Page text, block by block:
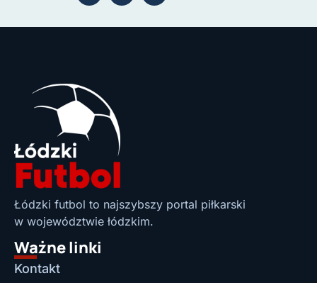
Łódzki futbol to najszybszy portal piłkarski
w województwie łódzkim.
Ważne linki
Kontakt